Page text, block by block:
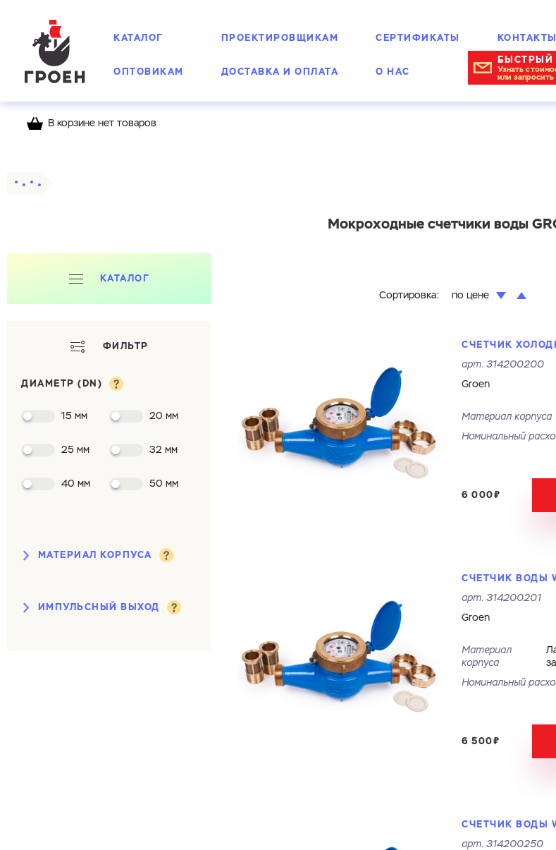
КАТАЛОГ
ОПТОВИКАМ
ПРОЕКТИРОВЩИКАМ
ДОСТАВКА И ОПЛАТА
СЕРТИФИКАТЫ
О НАС
КОНТАКТЫ
БЫСТРЫЙ
Узнать
или запросить
В корзине нет товаров
Мокроходные счетчики воды
КАТАЛОГ
Сортировка: по цене
ФИЛЬТР
ДИАМЕТР (DN)
15 мм 20 мм
25 мм 32 мм
40 мм 50 мм
МАТЕРИАЛ КОРПУСА
ИМПУЛЬСНЫЙ ВЫХОД
СЧЕТЧИК
арт. 314200200
Groen
Материал корпуса
Номинальный
6 000₽
СЧЕТЧИК ВОДЫ
арт. 314200201
Groen
Материал
корпуса
Номинальный
6 500₽
СЧЕТЧИК ВОДЫ
арт. 314200250